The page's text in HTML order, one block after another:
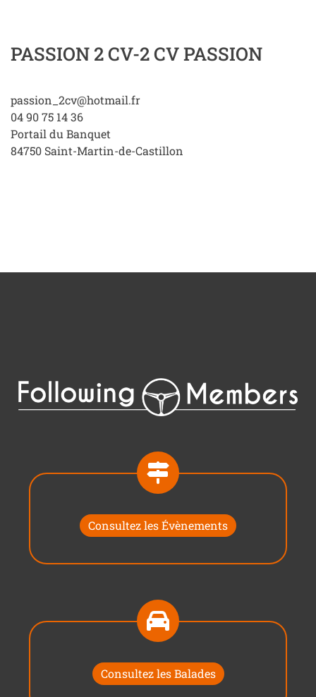
PASSION 2 CV-2 CV PASSION
passion_2cv@hotmail.fr
04 90 75 14 36
Portail du Banquet
84750 Saint-Martin-de-Castillon
Consultez les Évènements
Consultez les Balades